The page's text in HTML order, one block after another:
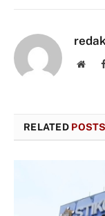
RELATED POSTS